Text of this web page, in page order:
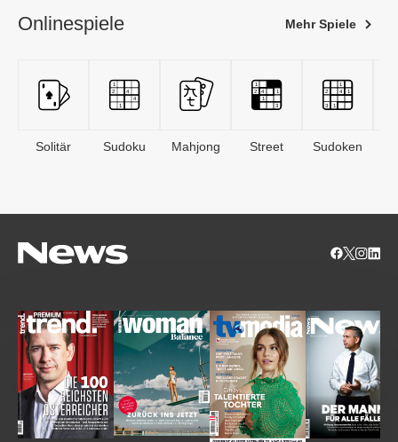
Onlinespiele Mehr Spiele
Solitär Sudoku Mahjong Street Sudoken